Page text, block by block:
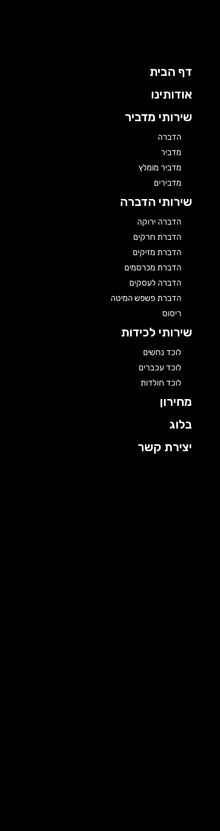
דף הבית
אודותינו
שירותי מדביר
הדברה
מדביר
מדביר מומלץ
מדבירים
שירותי הדברה
הדברה ירוקה
הדברת חרקים
הדברת מזיקים
הדברת מכרסמים
הדברה לעסקים
הדברת פשפש המיטה
ריסוס
שירותי לכידות
לוכד נחשים
לוכד עכברים
לוכד חולדות
מחירון
בלוג
יצירת קשר